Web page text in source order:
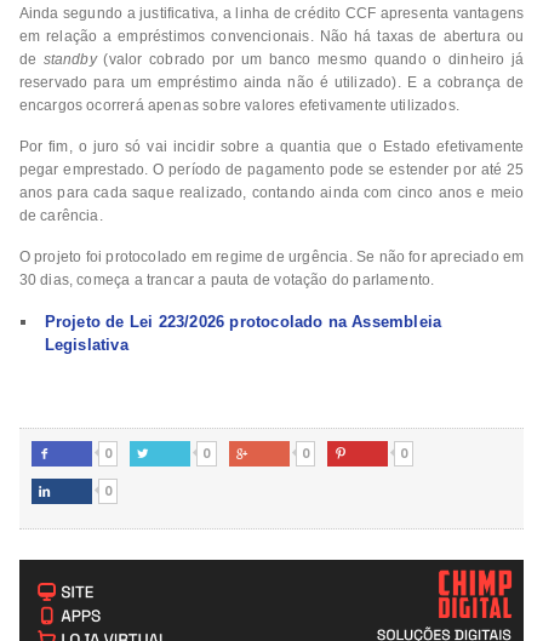
Ainda segundo a justificativa, a linha de crédito CCF apresenta vantagens
em relação a empréstimos convencionais. Não há taxas de abertura ou
de standby(valor cobrado por um banco mesmo quando o dinheiro já
reservado para um empréstimo ainda não é utilizado). E a cobrança de
encargos ocorrerá apenas sobre valores efetivamente utilizados.
Por fim, o juro só vai incidir sobre a quantia que o Estado efetivamente
pegar emprestado. O período de pagamento pode se estender por até 25
anos para cada saque realizado, contando ainda com cinco anos e meio
de carência.
O projeto foi protocolado em regime de urgência. Se não for apreciado em
30 dias, começa a trancar a pauta de votação do parlamento.
Projeto de Lei 223/2026 protocolado na Assembleia
Legislativa
 0  0  0  0
 0